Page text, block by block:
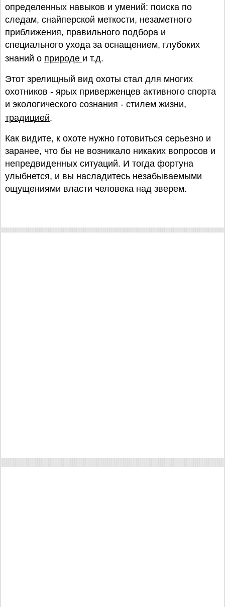
определенных навыков и умений: поиска по
следам, снайперской меткости, незаметного
приближения, правильного подбора и
специального ухода за оснащением, глубоких
знаний о природе и т.д.
Этот зрелищный вид охоты стал для многих
охотников - ярых приверженцев активного спорта
и экологического сознания - стилем жизни,
традицией.
Как видите, к охоте нужно готовиться серьезно и
заранее, что бы не возникало никаких вопросов и
непредвиденных ситуаций. И тогда фортуна
улыбнется, и вы насладитесь незабываемыми
ощущениями власти человека над зверем.